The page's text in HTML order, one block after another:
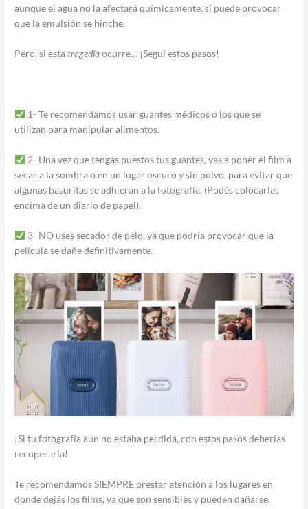
aunque el agua no la afectará químicamente, sí puede provocar
que la emulsión se hinche.
Pero, si estatragediaocurre… ¡Seguí estos pasos!
1- Te recomendamos usar guantes médicos o los que se
utilizan para manipular alimentos.
2- Una vez que tengas puestos tus guantes, vas a poner el film a
secar a la sombra o en un lugar oscuro y sin polvo, para evitar que
algunas basuritas se adhieran a la fotografía. (Podés colocarlas
encima de un diario de papel).
3- NO uses secador de pelo, ya que podría provocar que la
película se dañe definitivamente.
¡Si tu fotografía aún no estaba perdida, con estos pasos deberías
recuperarla!
Te recomendamos SIEMPRE prestar atención a los lugares en
donde dejás los films, ya que son sensibles y pueden dañarse.